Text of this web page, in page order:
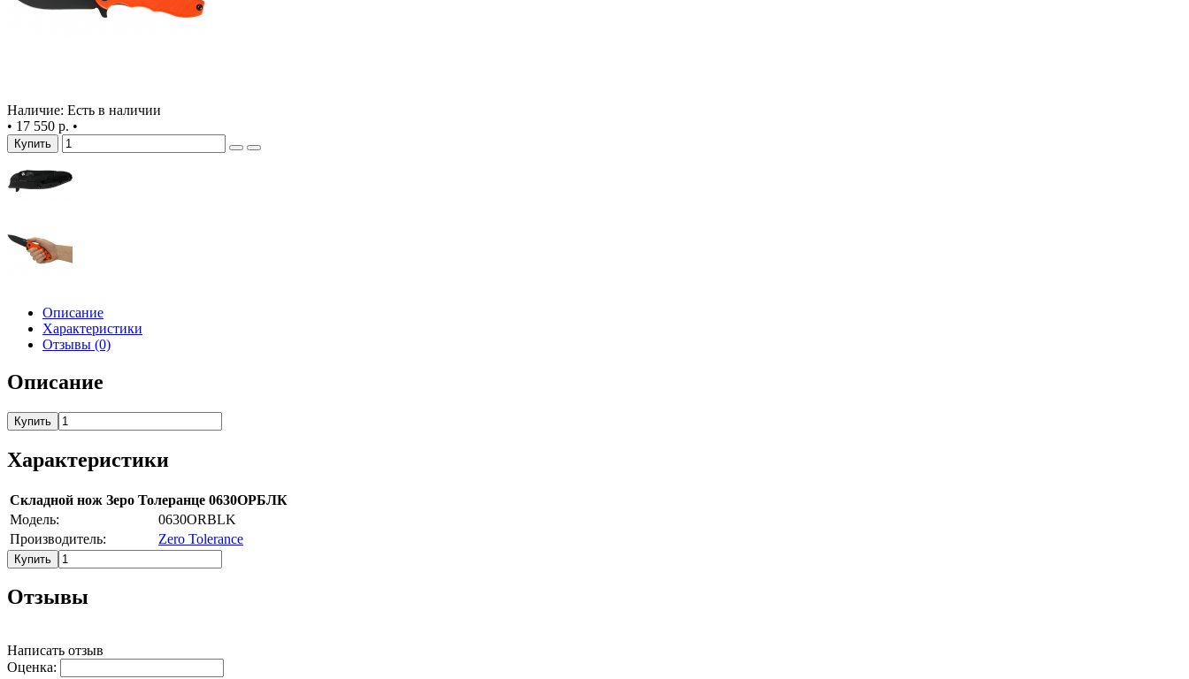
Наличие: Есть в наличии
• 17 550 р. •
Купить
Описание
Характеристики
Отзывы (0)
Описание
Купить
Характеристики
Складной нож Зеро Толеранце 0630ОРБЛК
Модель:
0630ORBLK
Производитель:
Zero Tolerance
Купить
Отзывы
Написать отзыв
Оценка: